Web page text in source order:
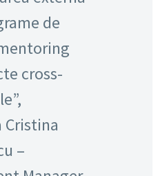
de
cross-
Cristina
–